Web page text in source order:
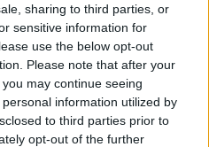
sharing to third parties, or
sensitive information for
use the below opt-out
Please note that after your
may continue seeing
information utilized by
to third parties prior to
opt-out of the further
péntekig nem várható
Parlament arra
éjfélig összejön
plenáris ülés év vége
ratifikálni tudnák azt,
a jelek szerint a